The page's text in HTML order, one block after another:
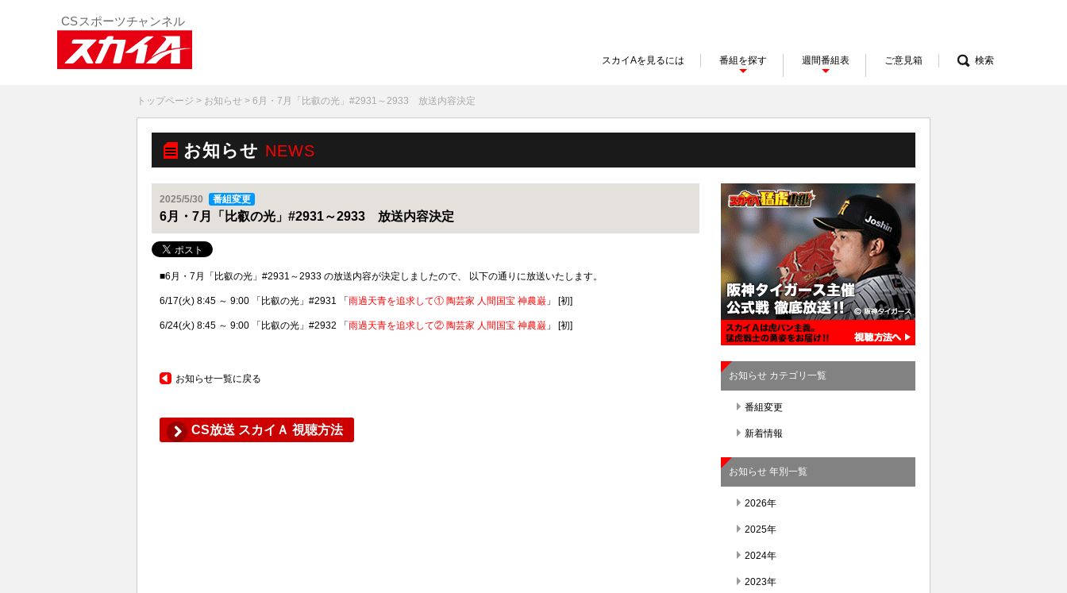
スカイAを見るには 番組を探す 週間番組表 ご意見箱 検索
トップページ > お知らせ > 6月・7月「比叡の光」#2931～2933 放送内容決定
お知らせ NEWS
2025/5/30 番組変更
6月・7月「比叡の光」#2931～2933 放送内容決定
■6月・7月「比叡の光」#2931～2933 の放送内容が決定しましたので、 以下の通りに放送いたします。
6/17(火) 8:45 ～ 9:00 「比叡の光」#2931 「雨過天青を追求して① 陶芸家 人間国宝 神農巌 」 [初]
6/24(火) 8:45 ～ 9:00 「比叡の光」#2932 「雨過天青を追求して② 陶芸家 人間国宝 神農巌 」 [初]
お知らせ一覧に戻る
CS放送 スカイＡ 視聴方法
お知らせ カテゴリ一覧
番組変更
新着情報
お知らせ 年別一覧
2026年
2025年
2024年
2023年